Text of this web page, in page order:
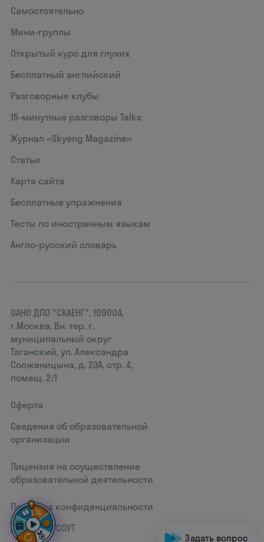
Самостоятельно
Мини-группы
Открытый курс для глухих
Бесплатный английский
Разговорные клубы
15‑минутные разговоры Talks
Журнал «Skyeng Magazine»
Статьи
Карта сайта
Бесплатные упражнения
Тесты по иностранным языкам
Англо-русский словарь
ОАНО ДПО "СКАЕНГ", 109004,
г.Москва, Вн. тер. г.
муниципальный округ
Таганский, ул. Александра
Солженицына, д. 23А, стр. 4,
помещ. 2/1
Оферта
Сведения об образовательной
организации
Лицензия на осуществление
образовательной деятельности
Политика конфиденциальности
Документ СОУТ
Задать вопрос